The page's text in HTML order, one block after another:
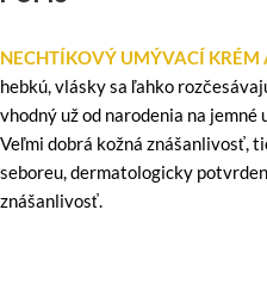
NECHTÍKOVÝ UMÝVACÍ KRÉM
hebkú, vlásky sa ľahko
vhodný už od narodenia na jemné
Veľmi dobrá kožná znášanlivosť,
seboreu, dermatologicky
znášanlivosť.